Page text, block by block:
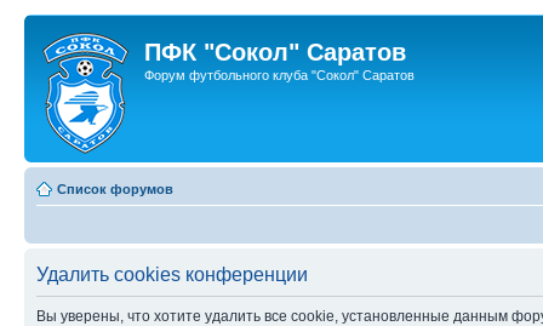
ПФК "Сокол" Саратов
Форум футбольного клуба "Сокол" Саратов
Список форумов
Удалить cookies конференции
Вы уверены, что хотите удалить все cookie, установленные данным